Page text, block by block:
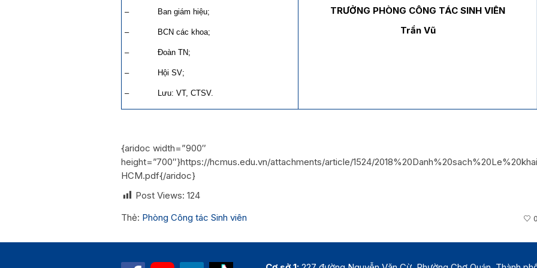
– Ban giám hiệu;
– BCN các khoa;
– Đoàn TN;
– Hội SV;
– Lưu: VT, CTSV.
TRƯỞNG PHÒNG CÔNG TÁC SINH VIÊN
Trần Vũ
{aridoc width=”900″
height=”700″}https://hcmus.edu.vn/attachments/article/1524/
HCM.pdf{/aridoc}
Post Views: 124
Thẻ: Phòng Công tác Sinh viên 0